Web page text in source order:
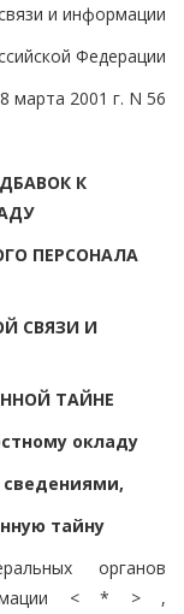
и информации
Федерации
марта 2001 г. N 56
К
ПЕРСОНАЛА
СВЯЗИ И
ТАЙНЕ
окладу
сведениями,
тайну
органов
< * > ,